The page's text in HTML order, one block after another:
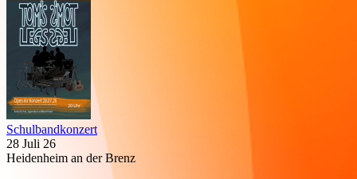
Schulbandkonzert
28 Juli 26
Heidenheim an der Brenz